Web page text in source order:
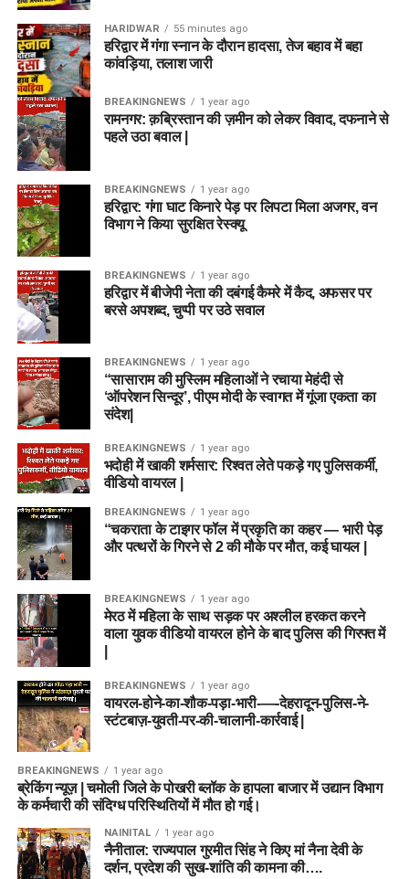
HARIDWAR 55 minutes ago
हरिद्वार में गंगा स्नान के दौरान हादसा, तेज बहाव में बहा
कांवड़िया, तलाश जारी
BREAKINGNEWS 1 year ago
रामनगर: क़ब्रिस्तान की ज़मीन को लेकर विवाद, दफनाने से
पहले उठा बवाल |
BREAKINGNEWS 1 year ago
हरिद्वार: गंगा घाट किनारे पेड़ पर लिपटा मिला अजगर, वन
विभाग ने किया सुरक्षित रेस्क्यू
BREAKINGNEWS 1 year ago
हरिद्वार में बीजेपी नेता की दबंगई कैमरे में कैद, अफसर पर
बरसे अपशब्द, चुप्पी पर उठे सवाल
BREAKINGNEWS 1 year ago
“सासाराम की मुस्लिम महिलाओं ने रचाया मेहंदी से
‘ऑपरेशन सिन्दूर’, पीएम मोदी के स्वागत में गूंजा एकता का
संदेश|
BREAKINGNEWS 1 year ago
भदोही में खाकी शर्मसार: रिश्वत लेते पकड़े गए पुलिसकर्मी,
वीडियो वायरल |
BREAKINGNEWS 1 year ago
“चकराता के टाइगर फॉल में प्रकृति का कहर — भारी पेड़
और पत्थरों के गिरने से 2 की मौके पर मौत, कई घायल |
BREAKINGNEWS 1 year ago
मेरठ में महिला के साथ सड़क पर अश्लील हरकत करने
वाला युवक वीडियो वायरल होने के बाद पुलिस की गिरफ्त में
BREAKINGNEWS 1 year ago
वायरल-होने-का-शौक-पड़ा-भारी-—-देहरादून-पुलिस-ने-
स्टंटबाज़-युवती-पर-की-चालानी-कार्रवाई |
BREAKINGNEWS 1 year ago
ब्रेकिंग न्यूज़ | चमोली जिले के पोखरी ब्लॉक के हापला बाजार में उद्यान विभाग
के कर्मचारी की संदिग्ध परिस्थितियों में मौत हो गई।
NAINITAL 1 year ago
नैनीताल: राज्यपाल गुरमीत सिंह ने किए मां नैना देवी के
दर्शन, प्रदेश की सुख-शांति की कामना की….